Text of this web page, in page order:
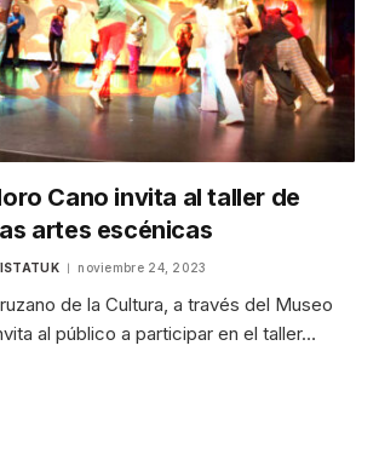
Cano invita al taller de
artes escénicas
noviembre 24, 2023
de la Cultura, a través del Museo
al público a participar en el taller…